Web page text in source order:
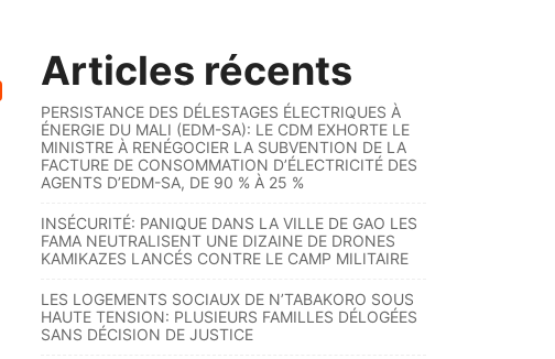
Articles récents
PERSISTANCE DES DÉLESTAGES ÉLECTRIQUES À
ÉNERGIE DU MALI (EDM-SA): LE CDM EXHORTE LE
MINISTRE À RENÉGOCIER LA SUBVENTION DE LA
FACTURE DE CONSOMMATION D’ÉLECTRICITÉ DES
AGENTS D’EDM-SA, DE 90 % À 25 %
INSÉCURITÉ: PANIQUE DANS LA VILLE DE GAO LES
FAMA NEUTRALISENT UNE DIZAINE DE DRONES
KAMIKAZES LANCÉS CONTRE LE CAMP MILITAIRE
LES LOGEMENTS SOCIAUX DE N’TABAKORO SOUS
HAUTE TENSION: PLUSIEURS FAMILLES DÉLOGÉES
SANS DÉCISION DE JUSTICE